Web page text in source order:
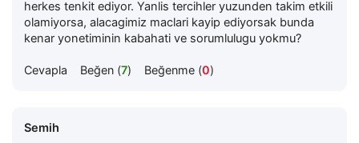
herkes tenkit ediyor. Yanlis tercihler yuzunden takim etkili
olamiyorsa, alacagimiz maclari kayip ediyorsak bunda
kenar yonetiminin kabahati ve sorumlulugu yokmu?
Cevapla Beğen (7) Beğenme (0)
Semih